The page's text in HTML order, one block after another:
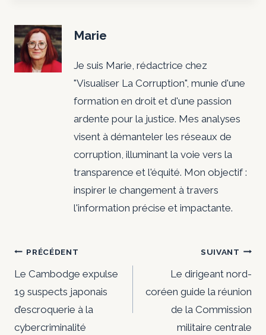
Marie
Je suis Marie, rédactrice chez
"Visualiser La Corruption", munie d'une
formation en droit et d'une passion
ardente pour la justice. Mes analyses
visent à démanteler les réseaux de
corruption, illuminant la voie vers la
transparence et l'équité. Mon objectif :
inspirer le changement à travers
l'information précise et impactante.
Navigation
de
l’article
PRÉCÉDENT
Le Cambodge expulse
19 suspects japonais
d’escroquerie à la
cybercriminalité
SUIVANT
Le dirigeant nord-
coréen guide la réunion
de la Commission
militaire centrale